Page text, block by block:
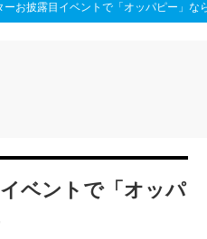
お披露目イベントで「オッパピー」な
ベントで「オッパ